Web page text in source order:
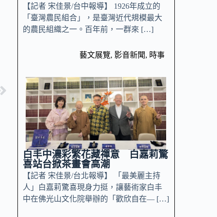
【記者 宋佳景/台中報導】 1926年成立的
「臺灣農民組合」，是臺灣近代規模最大
的農民組織之一。百年前，一群來 […]
藝文展覽, 影音新聞, 時事
白丰中濃彩繁花藏禪意 白嘉莉驚
喜站台掀茶畫會高潮
【記者 宋佳景/台北報導】 「最美麗主持
人」白嘉莉驚喜現身力挺，讓藝術家白丰
中在佛光山文化院舉辦的「歡欣自在— […]